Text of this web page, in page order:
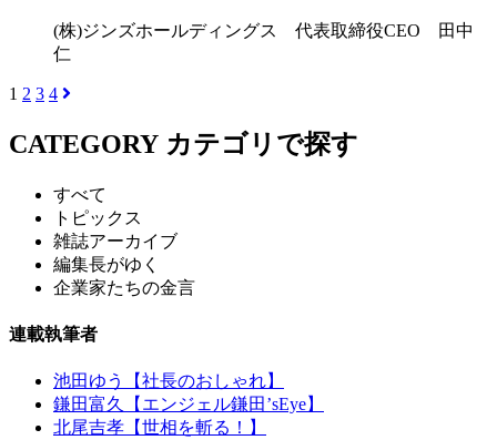
(株)ジンズホールディングス 代表取締役CEO 田中
仁
1 2 3 4
CATEGORY カテゴリで探す
すべて
トピックス
雑誌アーカイブ
編集長がゆく
企業家たちの金言
連載執筆者
池田ゆう【社長のおしゃれ】
鎌田富久【エンジェル鎌田’sEye】
北尾吉孝【世相を斬る！】